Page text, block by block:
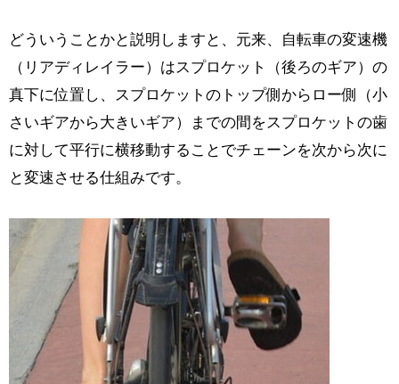
どういうことかと説明しますと、元来、自転車の変速機
（リアディレイラー）はスプロケット（後ろのギア）の
真下に位置し、スプロケットのトップ側からロー側（小
さいギアから大きいギア）までの間をスプロケットの歯
に対して平行に横移動することでチェーンを次から次に
と変速させる仕組みです。